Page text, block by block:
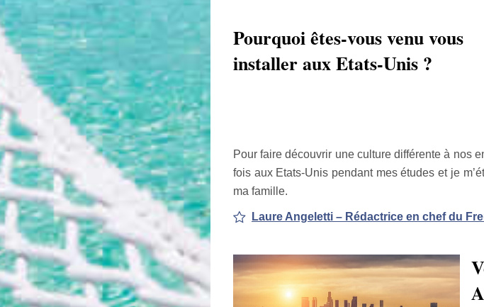
Pourquoi êtes-vous venu vous
installer aux Etats-Unis ?
Pour faire découvrir une culture différente à nos
fois aux Etats-Unis pendant mes études et je
ma famille.
Laure Angeletti – Rédactrice en chef du